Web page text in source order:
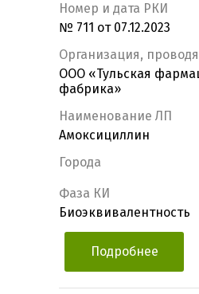
Номер и дата РКИ
№ 711 от 07.12.2023
Организация,
ООО «Тульская
фабрика»
Наименование ЛП
Амоксициллин
Города
Фаза КИ
Биоэквивалентность
Подробнее